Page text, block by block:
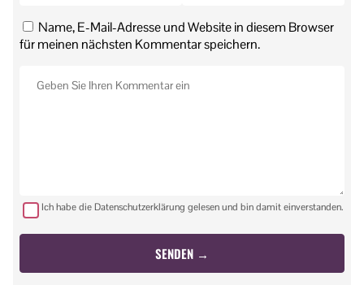
Name, E-Mail-Adresse und Website in diesem Browser
für meinen nächsten Kommentar speichern.
Ich habe die Datenschutzerklärung gelesen und bin damit einverstanden.